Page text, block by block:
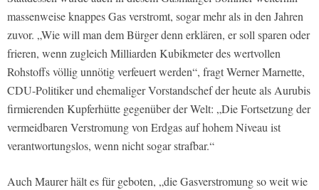
massenweise knappes Gas verstromt, sogar mehr als in den Jahren
zuvor. „Wie will man dem Bürger denn erklären, er soll sparen oder
frieren, wenn zugleich Milliarden Kubikmeter des wertvollen
Rohstoffs völlig unnötig verfeuert werden“, fragt Werner Marnette,
CDU-Politiker und ehemaliger Vorstandschef der heute als Aurubis
firmierenden Kupferhütte gegenüber derWelt: „Die Fortsetzung der
vermeidbaren Verstromung von Erdgas auf hohem Niveau ist
verantwortungslos, wenn nicht sogar strafbar.“
Auch Maurer hält es für geboten, „die Gasverstromung so weit wie